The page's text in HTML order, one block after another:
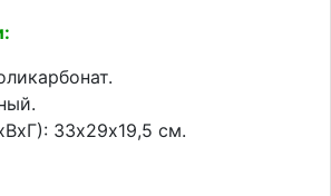
33х29х19,5 см.